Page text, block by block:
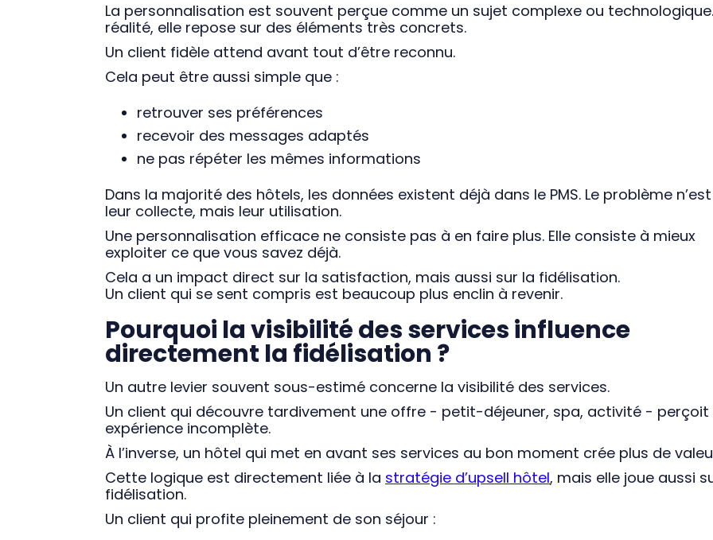
La personnalisation est souvent perçue comme un sujet complexe ou
réalité, elle repose sur des éléments très concrets.
Un client fidèle attend avant tout d’être reconnu.
Cela peut être aussi simple que :
retrouver ses préférences
recevoir des messages adaptés
ne pas répéter les mêmes informations
Dans la majorité des hôtels, les données existent déjà dans le PMS. Le problème
leur collecte, mais leur utilisation.
Une personnalisation efficace ne consiste pas à en faire plus. Elle consiste à mieux
exploiter ce que vous savez déjà.
Cela a un impact direct sur la satisfaction, mais aussi sur la fidélisation.
Un client qui se sent compris est beaucoup plus enclin à revenir.
Pourquoi la visibilité des services influence
directement la fidélisation ?
Un autre levier souvent sous-estimé concerne la visibilité des services.
Un client qui découvre tardivement une offre - petit-déjeuner, spa, activité - perçoit
expérience incomplète.
À l’inverse, un hôtel qui met en avant ses services au bon moment crée plus de
Cette logique est directement liée à la stratégie d’upsell hôtel, mais elle joue aussi
fidélisation.
Un client qui profite pleinement de son séjour :